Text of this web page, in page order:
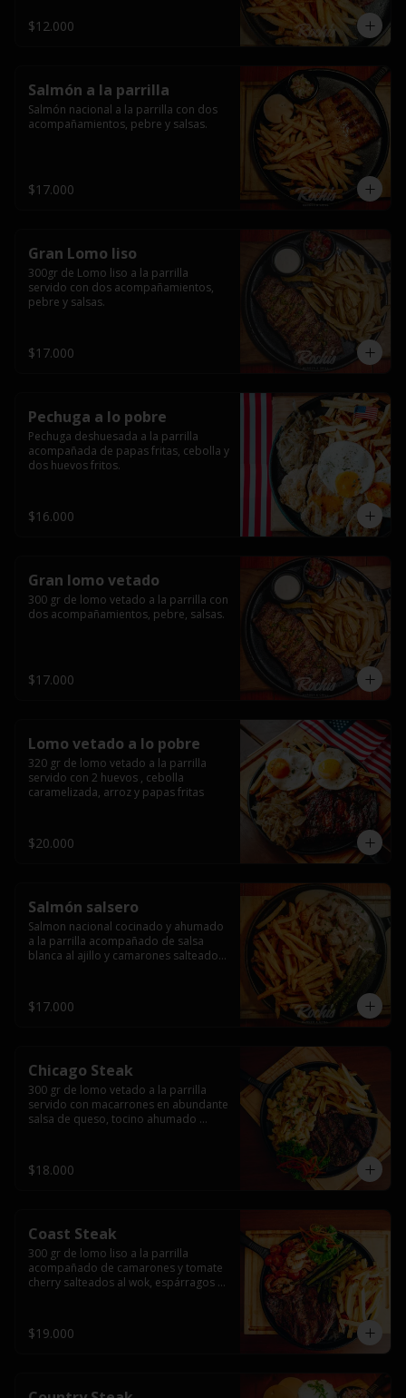
$12.000
Salmón a la parrilla
Salmón nacional a la parrilla con dos
acompañamientos, pebre y salsas.
$17.000
Gran Lomo liso
300gr de Lomo liso a la parrilla
servido con dos acompañamientos,
pebre y salsas.
$17.000
Pechuga a lo pobre
Pechuga deshuesada a la parrilla
acompañada de papas fritas, cebolla y
dos huevos fritos.
$16.000
Gran lomo vetado
300 gr de lomo vetado a la parrilla con
dos acompañamientos, pebre, salsas.
$17.000
Lomo vetado a lo pobre
320 gr de lomo vetado a la parrilla
servido con 2 huevos , cebolla
caramelizada, arroz y papas fritas
$20.000
Salmón salsero
Salmon nacional cocinado y ahumado
a la parrilla acompañado de salsa
blanca al ajillo y camarones salteados,
$17.000
Chicago Steak
300 gr de lomo vetado a la parrilla
servido con macarrones en abundante
salsa de queso, tocino ahumado
$18.000
Coast Steak
300 gr de lomo liso a la parrilla
acompañado de camarones y tomate
cherry salteados al wok, espárragos
$19.000